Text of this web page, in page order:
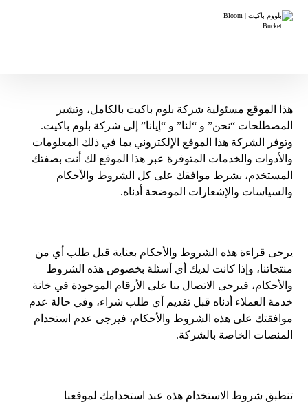
هذا الموقع مسئولية شركة بلوم باكيت بالكامل، وتشير
المصطلحات “نحن” و “لنا” و “إيانا” إلى شركة بلوم باكيت.
وتوفر الشركة هذا الموقع الإلكتروني بما في ذلك المعلومات
والأدوات والخدمات المتوفرة عبر هذا الموقع لك أنت بصفتك
المستخدم، بشرط موافقك على كل الشروط والأحكام
والسياسات والإشعارات الموضحة أدناه.
يرجى قراءة هذه الشروط والأحكام بعناية قبل طلب أي من
منتجاتنا، وإذا كانت لديك أي أسئلة بخصوص هذه الشروط
والأحكام، فيرجى الاتصال بنا على الأرقام الموجودة في خانة
خدمة العملاء أدناه قبل تقديم أي طلب شراء، وفي حالة عدم
موافقتك على هذه الشروط والأحكام، فيرجى عدم استخدام
المنصات الخاصة بالشركة.
تنطبق شروط الاستخدام هذه عند استخدامك لموقعنا